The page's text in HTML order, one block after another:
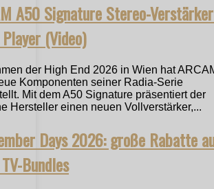
A50 Signature Stereo-
(Video)
der High End 2026 in Wien hat
Komponenten seiner Radia-Serie
Mit dem A50 Signature präsentiert der
Hersteller einen neuen Vollverstärker,...
Days 2026: große Rabatte
Bundles